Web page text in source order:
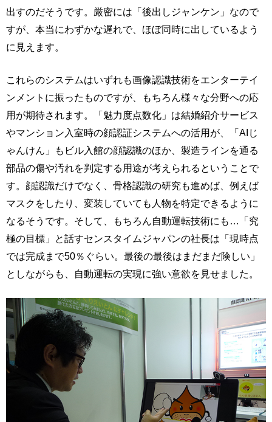
出すのだそうです。厳密には「後出しジャンケン」なので
すが、本当にわずかな遅れで、ほぼ同時に出しているよう
に見えます。
これらのシステムはいずれも画像認識技術をエンターテイ
ンメントに振ったものですが、もちろん様々な分野への応
用が期待されます。「魅力度点数化」は結婚紹介サービス
やマンション入室時の顔認証システムへの活用が、「AIじ
ゃんけん」もビル入館の顔認識のほか、製造ラインを通る
部品の傷や汚れを判定する用途が考えられるということで
す。顔認識だけでなく、骨格認識の研究も進めば、例えば
マスクをしたり、変装していても人物を特定できるように
なるそうです。そして、もちろん自動運転技術にも…「究
極の目標」と話すセンスタイムジャパンの社長は「現時点
では完成まで50％ぐらい。最後の最後はまだまだ険しい」
としながらも、自動運転の実現に強い意欲を見せました。